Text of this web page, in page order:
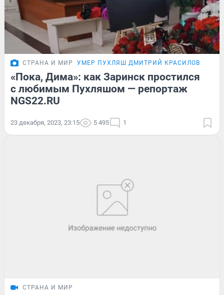
СТРАНА И МИР УМЕР ПУХЛЯШ ДМИТРИЙ КРАСИЛОВ
«Пока, Дима»: как Заринск простился
с любимым Пухляшом — репортаж
NGS22.RU
23 декабря, 2023, 23:15 5 495 1
СТРАНА И МИР